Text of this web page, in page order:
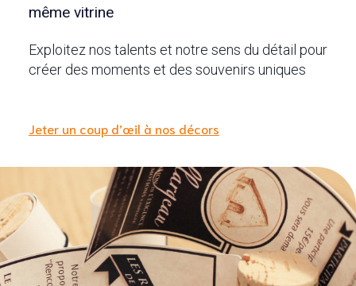
même vitrine
Exploitez nos talents et notre sens du détail pour
créer des moments et des souvenirs uniques
Jeter un coup d’œil à nos décors